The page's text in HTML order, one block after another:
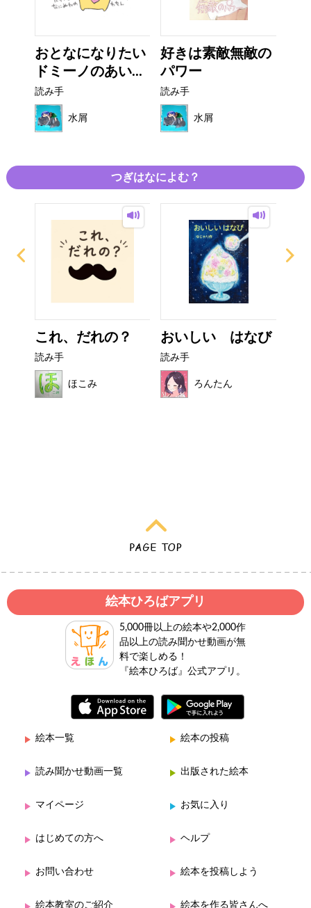
おとなになりたい
ドミーノのあい...
読み手
水屑
好きは素敵無敵の
パワー
読み手
水屑
つぎはなによむ？
これ、だれの？
読み手
ほこみ
おいしい はなび
読み手
ろんたん
絵本ひろばアプリ
5,000冊以上の絵本や2,000作
品以上の読み聞かせ動画が無
料で楽しめる！
『絵本ひろば』公式アプリ。
絵本一覧 絵本の投稿
読み聞かせ動画一覧 出版された絵本
マイページ お気に入り
はじめての方へ ヘルプ
お問い合わせ 絵本を投稿しよう
絵本教室のご紹介 絵本を作る皆さんへ